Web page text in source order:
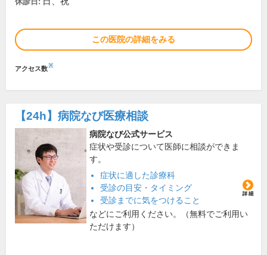
この医院の詳細をみる
アクセス数※
【24h】 病院なび医療相談
病院なび公式サービス
症状や受診について医師に相談ができま
す。
症状に適した診療科
受診の目安・タイミング
受診までに気をつけること
などにご利用ください。（無料でご利用い
ただけます）